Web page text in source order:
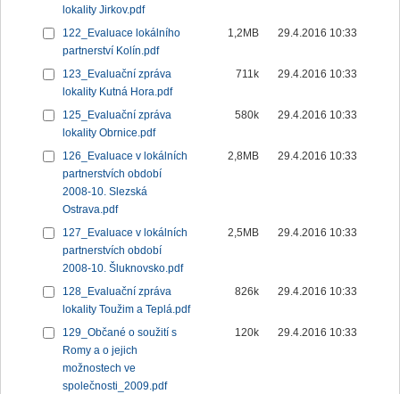
lokality Jirkov.pdf
122_Evaluace lokálního
partnerství Kolín.pdf
1,2MB 29.4.2016 10:33
123_Evaluační zpráva
lokality Kutná Hora.pdf
711k 29.4.2016 10:33
125_Evaluační zpráva
lokality Obrnice.pdf
580k 29.4.2016 10:33
126_Evaluace v lokálních
partnerstvích období
2008-10. Slezská
Ostrava.pdf
2,8MB 29.4.2016 10:33
127_Evaluace v lokálních
partnerstvích období
2008-10. Šluknovsko.pdf
2,5MB 29.4.2016 10:33
128_Evaluační zpráva
lokality Toužim a Teplá.pdf
826k 29.4.2016 10:33
129_Občané o soužití s
Romy a o jejich
možnostech ve
společnosti_2009.pdf
120k 29.4.2016 10:33